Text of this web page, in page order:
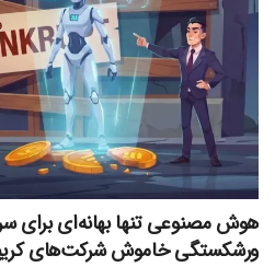
هوش مصنوعی تنها بهانه‌ای برای
ورشکستگی خاموش شرکت‌های